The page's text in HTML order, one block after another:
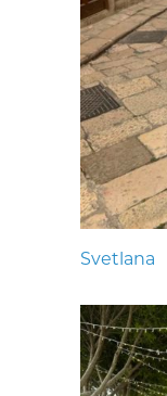
Svetlana